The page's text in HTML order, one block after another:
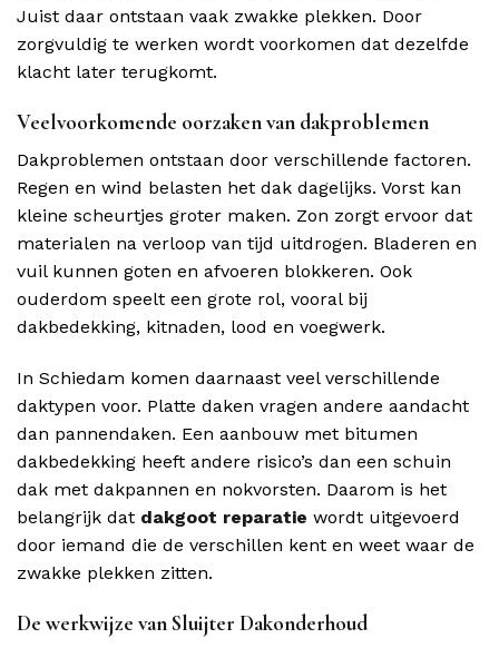
Juist daar ontstaan vaak zwakke plekken. Door
zorgvuldig te werken wordt voorkomen dat dezelfde
klacht later terugkomt.
Veelvoorkomende oorzaken van dakproblemen
Dakproblemen ontstaan door verschillende factoren.
Regen en wind belasten het dak dagelijks. Vorst kan
kleine scheurtjes groter maken. Zon zorgt ervoor dat
materialen na verloop van tijd uitdrogen. Bladeren en
vuil kunnen goten en afvoeren blokkeren. Ook
ouderdom speelt een grote rol, vooral bij
dakbedekking, kitnaden, lood en voegwerk.
In Schiedam komen daarnaast veel verschillende
daktypen voor. Platte daken vragen andere aandacht
dan pannendaken. Een aanbouw met bitumen
dakbedekking heeft andere risico’s dan een schuin
dak met dakpannen en nokvorsten. Daarom is het
belangrijk dat dakgoot reparatie wordt uitgevoerd
door iemand die de verschillen kent en weet waar de
zwakke plekken zitten.
De werkwijze van Sluijter Dakonderhoud